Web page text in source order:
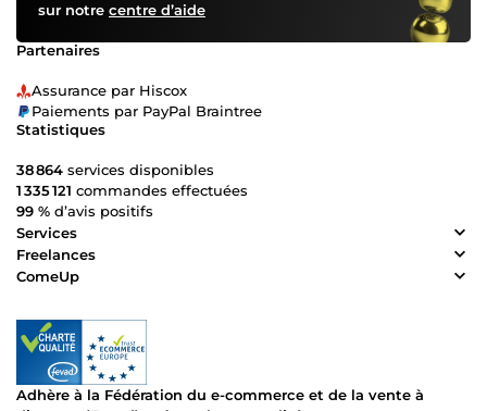
sur notre centre d’aide
Partenaires
Assurance par Hiscox
Paiements par PayPal Braintree
Statistiques
38 864 services disponibles
1 335 121 commandes effectuées
99 % d’avis positifs
Services
Freelances
ComeUp
Adhère à la Fédération du e-commerce et de la vente à